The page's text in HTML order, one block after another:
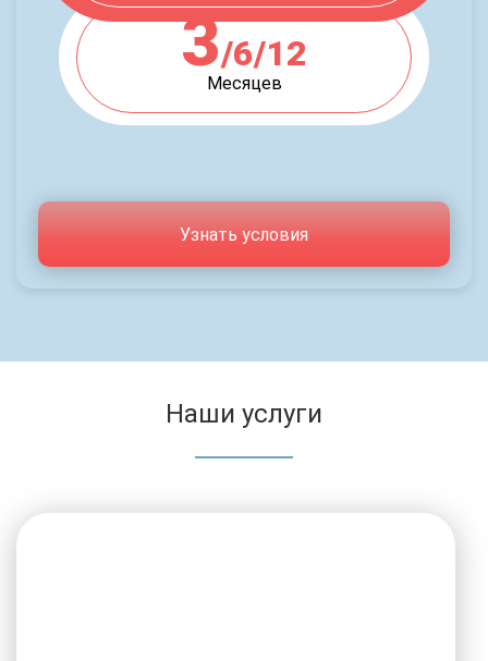
3/6/12
Месяцев
Узнать условия
Наши услуги